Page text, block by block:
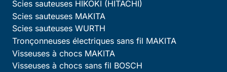
Scies sauteuses HIKOKI (HITACHI)
Scies sauteuses MAKITA
Scies sauteuses WURTH
Tronçonneuses électriques sans fil MAKITA
Visseuses à chocs MAKITA
Visseuses à chocs sans fil BOSCH